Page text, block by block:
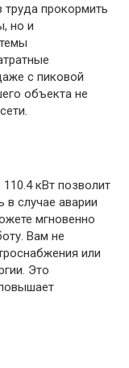
прокормить
но и
с пиковой
объекта не
кВт позволит
в случае аварии
мгновенно
Вам не
или
Это